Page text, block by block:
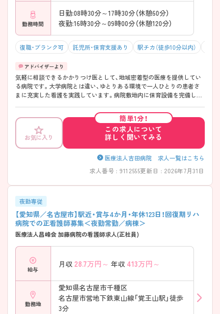
勤務時間
日勤:08時30分～17時30分（休憩60分）
夜勤:16時30分～09時00分（休憩120分）
復職・ブランク可 託児所・保育支援あり 駅チカ（徒歩10分以内）
気軽に相談できるかかりつけ医として、地域密着型の医療を提供してい
る病院です。大学病院とは違い、ゆとりある環境で一人ひとりの患者さ
まに充実した看護を実践しています。病院敷地内に保育設備を完備して
近くで、細かいところまで行き届いた、親切かつ丁寧な看護をされていき
たい方におすすめです。ぜひご相談ください。
お気に入り
簡単1分！
この求人について
詳しく聞いてみる
医療法人吉田病院 求人一覧はこちら
求人番号 : 9112555更新日 : 2026年7月31日
夜勤専従
【愛知県／名古屋市】駅近・賞与4か月・年休123日！回復期リハ
病院での正看護師募集＜夜勤常勤／病棟＞
医療法人昌峰会 加藤病院の看護師求人(正社員)
給与
月収 28.7万円～ 年収 413万円～
勤務地
愛知県名古屋市千種区
名古屋市営地下鉄東山線「覚王山駅」徒歩
3分